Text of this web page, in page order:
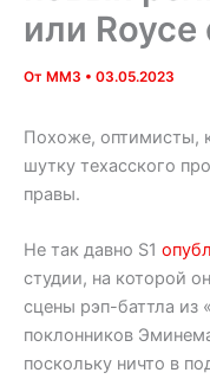
или Royce
От MM3 • 03.05.2023
Похоже, оптимисты,
шутку техасского
правы.
Не так давно S1
студии, на которой
сцены рэп-баттла из
поклонников
поскольку ничто в